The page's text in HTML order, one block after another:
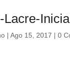
Lacre-
|Ago 15, 2017 |0